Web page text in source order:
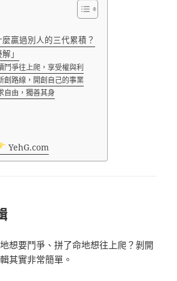
贏過別人的三代累積？
」
鬥爭往上爬，享受權與利
創路線，開創自己的事業
自由，獨善其身
YehG.com
想要鬥爭、拼了命地想往上爬？剝開
其實非常簡單。